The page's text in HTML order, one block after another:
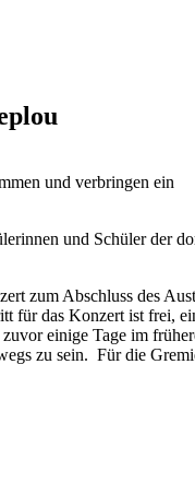
und verbringen ein
und Schüler der
zum Abschluss des
für das Konzert ist frei,
einige Tage im
zu sein. Für die